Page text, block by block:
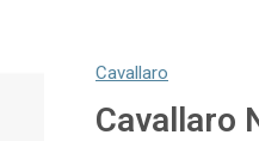
Cavallaro
Cavallaro